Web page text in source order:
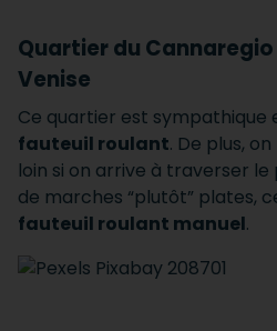
Quartier du Cannaregio
Venise
Ce quartier est sympathique
fauteuil roulant. De plus,
loin si on arrive à traverser le
de marches “plutôt” plates,
fauteuil roulant manuel.